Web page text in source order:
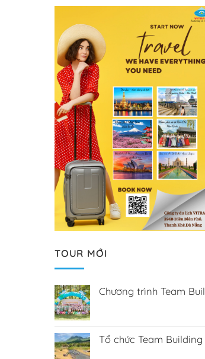
TOUR MỚI
Chương trình Team Building tại Hòa Phú Thành
Tổ chức Team Building tại Bana Rita Farm